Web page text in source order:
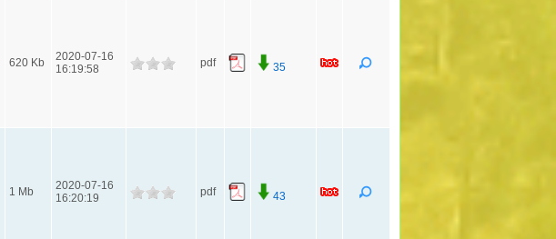
620 Kb
2020-07-16
16:19:58
pdf 35
1 Mb
2020-07-16
16:20:19
pdf 43